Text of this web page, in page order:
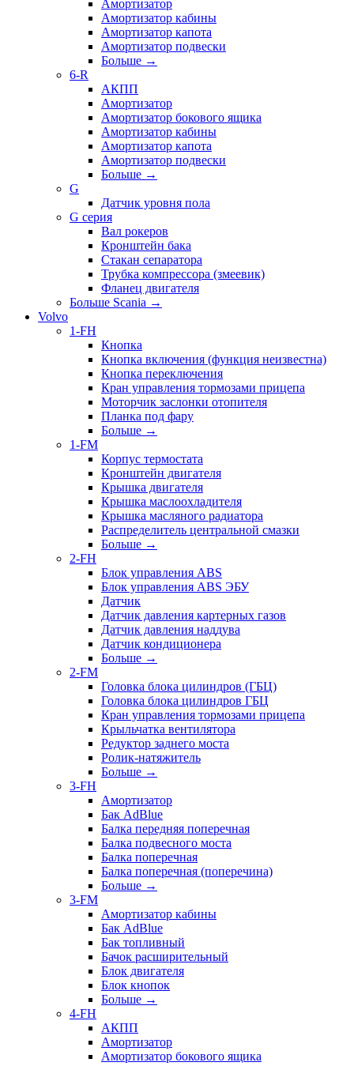
Амортизатор
Амортизатор кабины
Амортизатор капота
Амортизатор подвески
Больше →
6-R
АКПП
Амортизатор
Амортизатор бокового ящика
Амортизатор кабины
Амортизатор капота
Амортизатор подвески
Больше →
G
Датчик уровня пола
G серия
Вал рокеров
Кронштейн бака
Стакан сепаратора
Трубка компрессора (змеевик)
Фланец двигателя
Больше Scania →
Volvo
1-FH
Кнопка
Кнопка включения (функция неизвестна)
Кнопка переключения
Кран управления тормозами прицепа
Моторчик заслонки отопителя
Планка под фару
Больше →
1-FM
Корпус термостата
Кронштейн двигателя
Крышка двигателя
Крышка маслоохладителя
Крышка масляного радиатора
Распределитель центральной смазки
Больше →
2-FH
Блок управления ABS
Блок управления ABS ЭБУ
Датчик
Датчик давления картерных газов
Датчик давления наддува
Датчик кондиционера
Больше →
2-FM
Головка блока цилиндров (ГБЦ)
Головка блока цилиндров ГБЦ
Кран управления тормозами прицепа
Крыльчатка вентилятора
Редуктор заднего моста
Ролик-натяжитель
Больше →
3-FH
Амортизатор
Бак AdBlue
Балка передняя поперечная
Балка подвесного моста
Балка поперечная
Балка поперечная (поперечина)
Больше →
3-FM
Амортизатор кабины
Бак AdBlue
Бак топливный
Бачок расширительный
Блок двигателя
Блок кнопок
Больше →
4-FH
АКПП
Амортизатор
Амортизатор бокового ящика